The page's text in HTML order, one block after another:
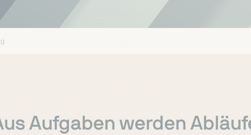
Aufgaben werden